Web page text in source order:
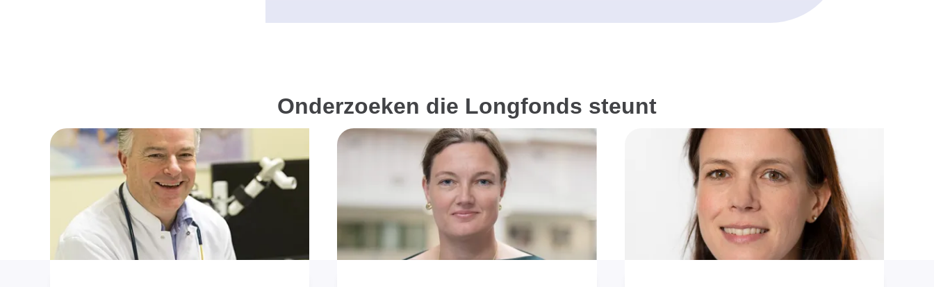
Onderzoeken die Longfonds steunt